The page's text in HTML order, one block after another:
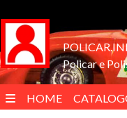
Policar e
HOME